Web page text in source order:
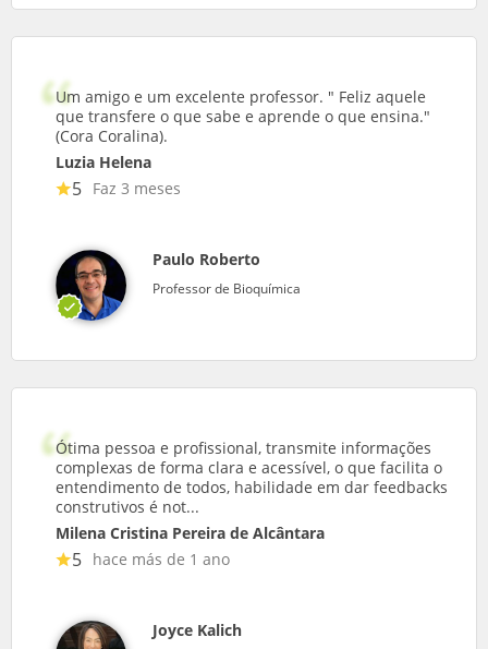
Um amigo e um excelente professor. " Feliz aquele
que transfere o que sabe e aprende o que ensina."
(Cora Coralina).
Luzia Helena
5 Faz 3 meses
Paulo Roberto
Professor de Bioquímica
Ótima pessoa e profissional, transmite informações
complexas de forma clara e acessível, o que facilita o
entendimento de todos, habilidade em dar feedbacks
construtivos é not...
Milena Cristina Pereira de Alcântara
5 hace más de 1 ano
Joyce Kalich